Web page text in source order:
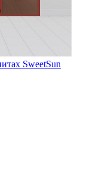
SweetSun